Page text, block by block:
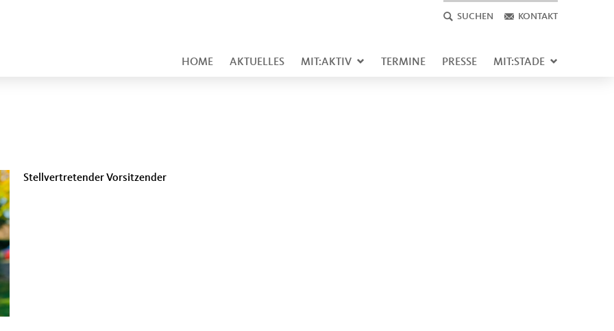
SUCHEN KONTAKT
HOME AKTUELLES MIT:AKTIV TERMINE PRESSE MIT:STADE
Stellvertretender Vorsitzender